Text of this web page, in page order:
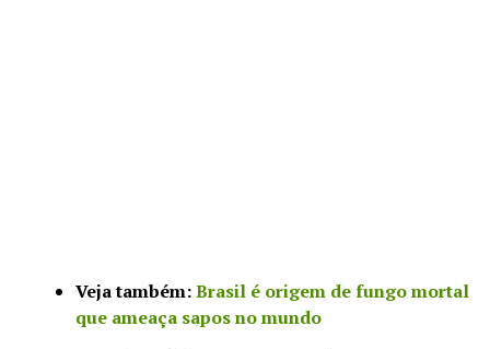
Veja também:Brasil é origem de fungo mortal
que ameaça sapos no mundo